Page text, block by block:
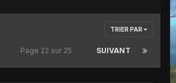
TRIER PAR
SUIVANT
Page 22 sur 25